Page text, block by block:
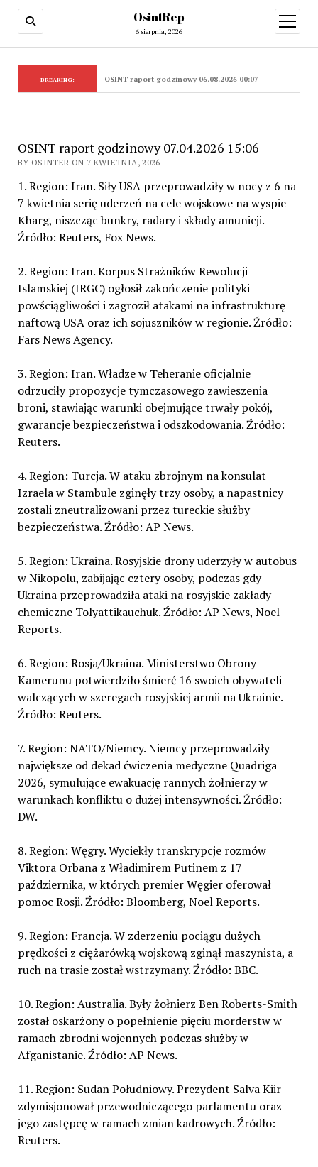
OsintRep
6 sierpnia, 2026
open
menu
BREAKING: OSINT raport godzinowy 06.08.2026 00:07
OSINT raport godzinowy 07.04.2026 15:06
BY OSINTER ON 7 KWIETNIA, 2026
1. Region: Iran. Siły USA przeprowadziły w nocy z 6 na
7 kwietnia serię uderzeń na cele wojskowe na wyspie
Kharg, niszcząc bunkry, radary i składy amunicji.
Źródło: Reuters, Fox News.
2. Region: Iran. Korpus Strażników Rewolucji
Islamskiej (IRGC) ogłosił zakończenie polityki
powściągliwości i zagroził atakami na infrastrukturę
naftową USA oraz ich sojuszników w regionie. Źródło:
Fars News Agency.
3. Region: Iran. Władze w Teheranie oficjalnie
odrzuciły propozycje tymczasowego zawieszenia
broni, stawiając warunki obejmujące trwały pokój,
gwarancje bezpieczeństwa i odszkodowania. Źródło:
Reuters.
4. Region: Turcja. W ataku zbrojnym na konsulat
Izraela w Stambule zginęły trzy osoby, a napastnicy
zostali zneutralizowani przez tureckie służby
bezpieczeństwa. Źródło: AP News.
5. Region: Ukraina. Rosyjskie drony uderzyły w autobus
w Nikopolu, zabijając cztery osoby, podczas gdy
Ukraina przeprowadziła ataki na rosyjskie zakłady
chemiczne Tolyattikauchuk. Źródło: AP News, Noel
Reports.
6. Region: Rosja/Ukraina. Ministerstwo Obrony
Kamerunu potwierdziło śmierć 16 swoich obywateli
walczących w szeregach rosyjskiej armii na Ukrainie.
Źródło: Reuters.
7. Region: NATO/Niemcy. Niemcy przeprowadziły
największe od dekad ćwiczenia medyczne Quadriga
2026, symulujące ewakuację rannych żołnierzy w
warunkach konfliktu o dużej intensywności. Źródło:
DW.
8. Region: Węgry. Wyciekły transkrypcje rozmów
Viktora Orbana z Władimirem Putinem z 17
października, w których premier Węgier oferował
pomoc Rosji. Źródło: Bloomberg, Noel Reports.
9. Region: Francja. W zderzeniu pociągu dużych
prędkości z ciężarówką wojskową zginął maszynista, a
ruch na trasie został wstrzymany. Źródło: BBC.
10. Region: Australia. Były żołnierz Ben Roberts-Smith
został oskarżony o popełnienie pięciu morderstw w
ramach zbrodni wojennych podczas służby w
Afganistanie. Źródło: AP News.
11. Region: Sudan Południowy. Prezydent Salva Kiir
zdymisjonował przewodniczącego parlamentu oraz
jego zastępcę w ramach zmian kadrowych. Źródło:
Reuters.